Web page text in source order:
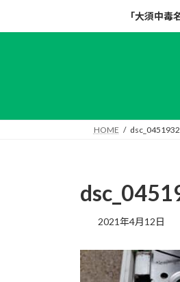
キ
に
「大須中
HOME
2021年4月12日